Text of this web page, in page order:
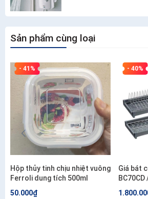
Sản phẩm cùng loại
- 41%
Hộp thủy tinh chịu nhiệt vuông
Ferroli dung tích 500ml
50.000₫
- 40%
Giá bát
BC70CD